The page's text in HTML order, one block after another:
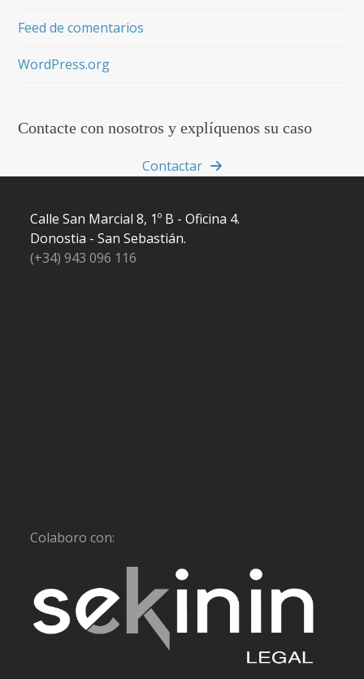
Feed de comentarios
WordPress.org
Contacte con nosotros y explíquenos su caso
Contactar
Calle San Marcial 8, 1º B - Oficina 4.
Donostia - San Sebastián.
(+34) 943 096 116
Colaboro con: